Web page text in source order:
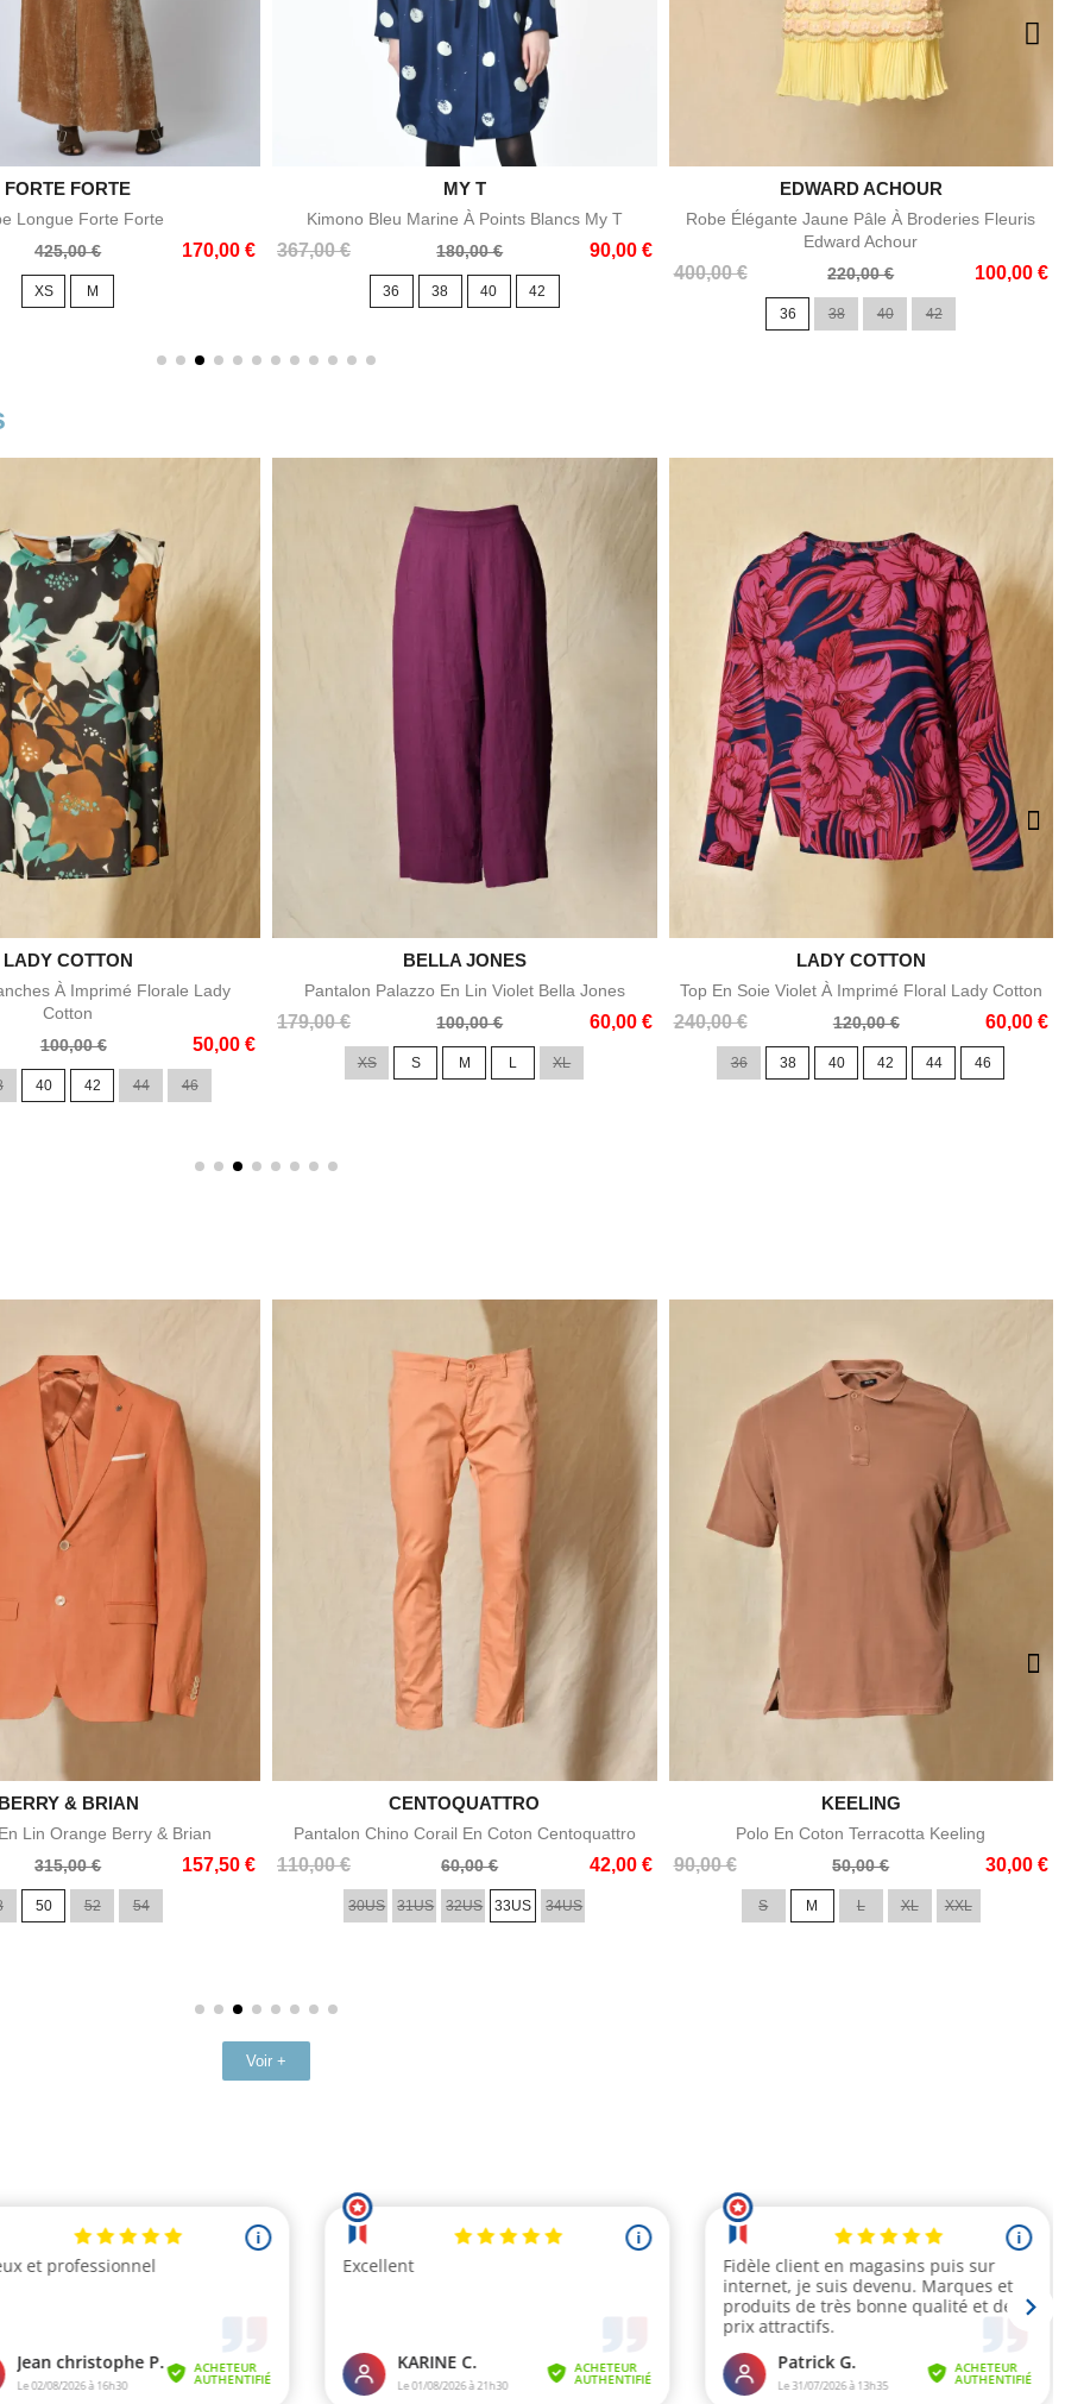
Aperçu rapide
FORTE FORTE
Longue Forte Forte
425,00 € 170,00 €
XS M
Aperçu rapide
MY T
Kimono Bleu Marine À Points Blancs My T
367,00 €
Prix
180,00 € 90,00 €
Prix
36 38 40 42
Aperçu rapide
EDWARD ACHOUR
Robe Élégante Jaune Pâle À Broderies Fleuris
Edward Achour
400,00 €
Prix
220,00 € 100,00 €
Prix
36 38 40 42
Aperçu rapide
LADY COTTON
À Imprimé Florale Lady
Cotton
100,00 € 50,00 €
40 42 44 46
Aperçu rapide
BELLA JONES
Pantalon Palazzo En Lin Violet Bella Jones
179,00 €
Prix
100,00 € 60,00 €
Prix
XS S M L XL
Aperçu rapide
LADY COTTON
Top En Soie Violet À Imprimé Floral Lady Cotton
240,00 €
Prix
120,00 € 60,00 €
Prix
36 38 40 42 44 46
Aperçu rapide
BERRY & BRIAN
Lin Orange Berry & Brian
315,00 € 157,50 €
50 52 54
Aperçu rapide
CENTOQUATTRO
Pantalon Chino Corail En Coton Centoquattro
110,00 €
Prix
60,00 € 42,00 €
Prix
30US 31US 32US 33US 34US
Aperçu rapide
KEELING
Polo En Coton Terracotta Keeling
90,00 €
Prix
50,00 € 30,00 €
Prix
S M L XL XXL
Voir +